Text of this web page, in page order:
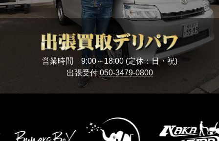
営業時間 9:00～18:00 (定休：日・祝)
出張受付050-3479-0800